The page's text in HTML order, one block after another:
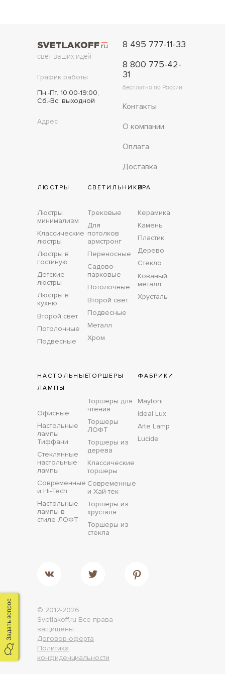
свет ваших идей
График работы
Пн.-Пт. 10:00-19:00,
Сб.-Вс. выходной
Адрес
8 495 777-11-33
8 800 775-42-
31
бесплатно по России
Контакты
О компании
Оплата
Доставка
ЛЮСТРЫ
Люстры
минимализм
Классические
люстры
Люстры в
гостиную
Детские
люстры
Люстры в
кухню
Второй свет
Потолочные
Подвесные
СВЕТИЛЬНИКИ
Трековые
Для
потолков
армстронг
Переносные
Садово-
парковые
Потолочные
Второй свет
Подвесные
Металл
Хром
БРА
Керамика
Камень
Пластик
Дерево
Стекло
Кованый
металл
Хрусталь
НАСТОЛЬНЫЕ
ЛАМПЫ
Офисные
Настольные
лампы
Тиффани
Стеклянные
настольные
лампы
Современные
и Hi-Tech
Настольные
лампы в
стиле ЛОФТ
ТОРШЕРЫ
Торшеры для
чтения
Торшеры
ЛОФТ
Торшеры из
дерева
Классические
торшеры
Современные
и Хай-тек
Торшеры из
хрусталя
Торшеры из
стекла
ФАБРИКИ
Maytoni
Ideal Lux
Arte Lamp
Lucide
© 2012-2026
Svetlakoff.ru Все права
защищены.
Договор-оферта
Политика
конфиденциальности
Задать вопрос